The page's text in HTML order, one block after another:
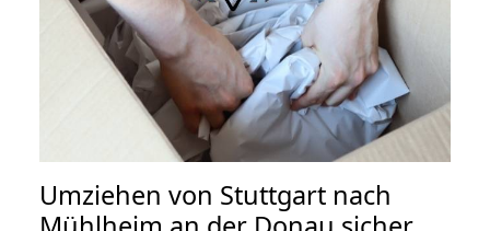
Umziehen von Stuttgart nach